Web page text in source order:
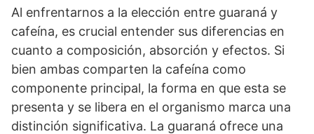
Al enfrentarnos a la elección entre guaraná y
cafeína, es crucial entender sus diferencias en
cuanto a composición, absorción y efectos. Si
bien ambas comparten la cafeína como
componente principal, la forma en que esta se
presenta y se libera en el organismo marca una
distinción significativa. La guaraná ofrece una